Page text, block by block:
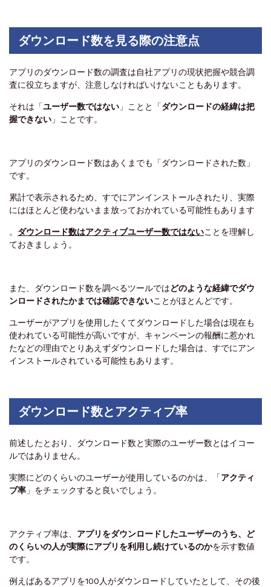
ダウンロード数を見る際の注意点
アプリのダウンロード数の調査は自社アプリの現状把握や競合調
査に役立ちますが、注意しなければいけないこともあります。
それは 「ユーザー数ではない 」 ことと 「ダウンロードの経緯は把
握できない 」 ことです。
アプリのダウンロード数はあくまでも「ダウンロードされた数」
です。
累計で表示されるため、すでにアンインストールされたり、実際
にはほとんど使わないまま放っておかれている可能性もあります
。 ダウンロード数はアクティブユーザー数ではないことを理解し
ておきましょう。
また、ダウンロード数を調べるツールではどのような経緯でダウ
ンロードされたかまでは確認できないことがほとんどです。
ユーザーがアプリを使用したくてダウンロードした場合は現在も
使われている可能性が高いですが、キャンペーンの報酬に惹かれ
たなどの理由でとりあえずダウンロードした場合は、すでにアン
インストールされている可能性もあります。
ダウンロード数とアクティブ率
前述したとおり、ダウンロード数と実際のユーザー数とはイコー
ルではありません。
実際にどのくらいのユーザーが使用しているのかは、 「アクティ
ブ率 」 をチェックすると良いでしょう。
アクティブ率は、 アプリをダウンロードしたユーザーのうち、ど
のくらいの人が実際にアプリを利用し続けているのかを示す数値
です。
例えばあるアプリを100人がダウンロードしていたとして、その後